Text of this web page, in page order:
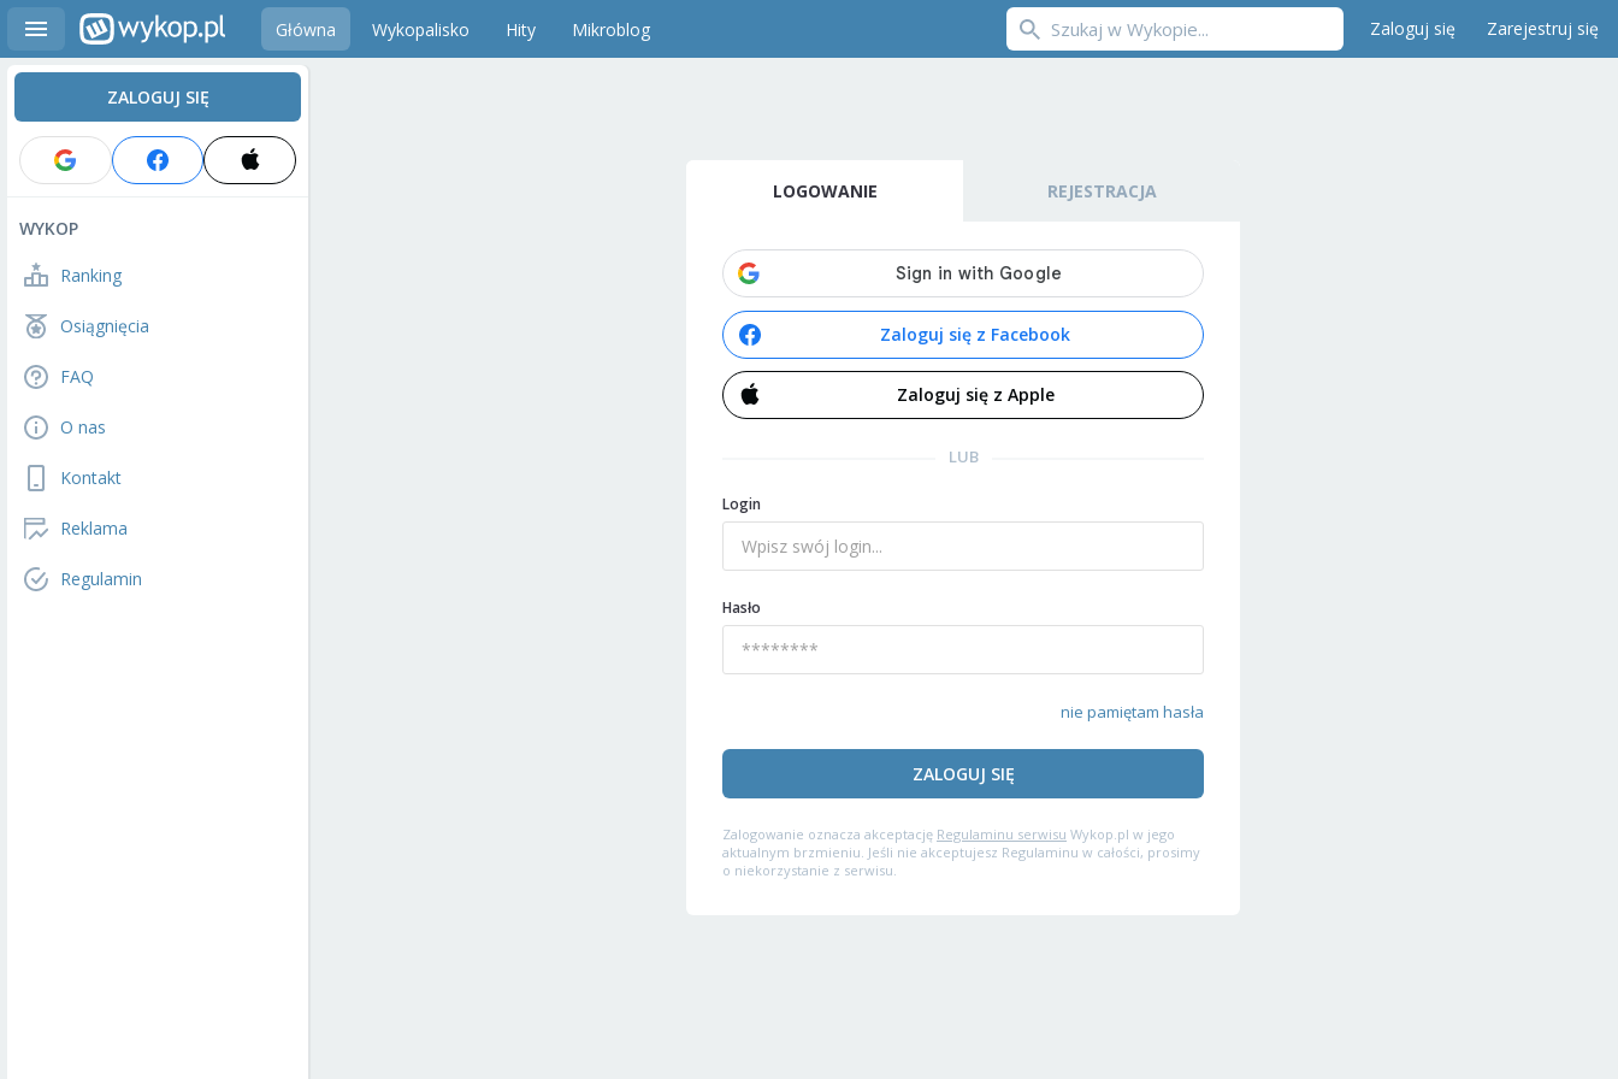
Główna Wykopalisko Hity Mikroblog Zaloguj się Zarejestruj się
ZALOGUJ SIĘ
WYKOP
Ranking
Osiągnięcia
FAQ
O nas
Kontakt
Reklama
Regulamin
LOGOWANIE REJESTRACJA
Zaloguj się z Facebook
Zaloguj się z Apple
LUB
Login
Hasło
nie pamiętam hasła
ZALOGUJ SIĘ
Zalogowanie oznacza akceptację Regulaminu serwisu Wykop.pl w jego
aktualnym brzmieniu. Jeśli nie akceptujesz Regulaminu w całości, prosimy
o niekorzystanie z serwisu.